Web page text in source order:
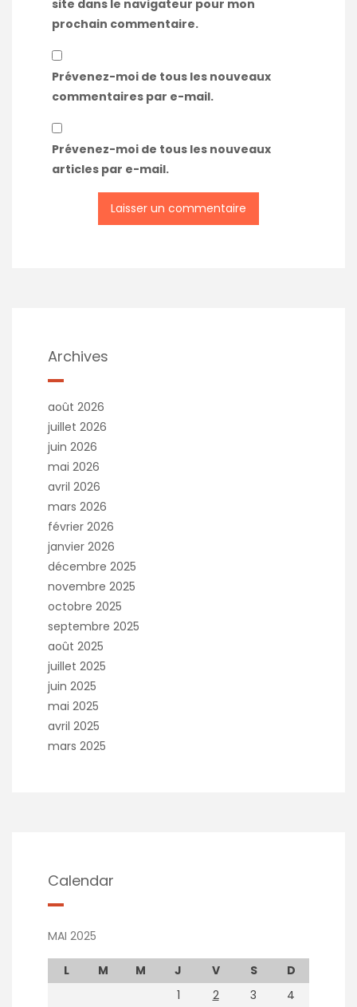
site dans le navigateur pour mon
prochain commentaire.
Prévenez-moi de tous les nouveaux
commentaires par e-mail.
Prévenez-moi de tous les nouveaux
articles par e-mail.
Archives
août 2026
juillet 2026
juin 2026
mai 2026
avril 2026
mars 2026
février 2026
janvier 2026
décembre 2025
novembre 2025
octobre 2025
septembre 2025
août 2025
juillet 2025
juin 2025
mai 2025
avril 2025
mars 2025
Calendar
MAI 2025
L M M J V S
D
1
2 3
4